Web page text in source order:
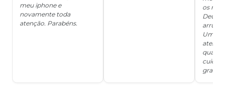
meu iphone e
novamente toda
atenção. Parabéns.
os
Deus,
Um
grata!!!